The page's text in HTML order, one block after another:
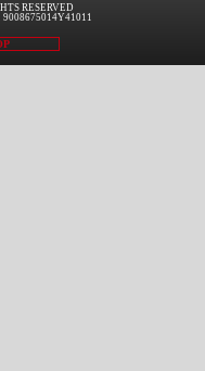
RESERVED